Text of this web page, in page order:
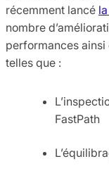
récemment lancé
nombre
performances
telles que :
FastPath